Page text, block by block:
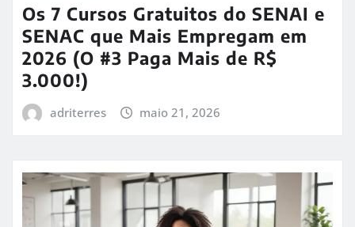
Os 7 Cursos Gratuitos do SENAI e
SENAC que Mais Empregam em
2026 (O #3 Paga Mais de R$
3.000!)
adriterres maio 21, 2026